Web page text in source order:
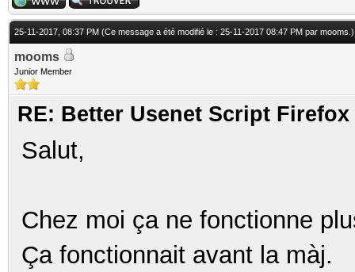
25-11-2017, 08:37 PM (Ce message a été modifié le : 25-11-2017 08:47 PM par mooms .)
mooms
Junior Member
RE: Better Usenet Script
Salut,
Chez moi ça ne fonctionne
Ça fonctionnait avant la màj.